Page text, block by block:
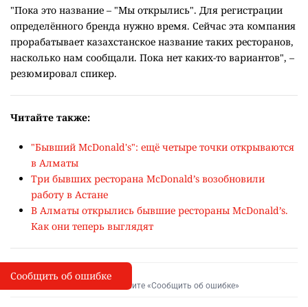
"Пока это название – "Мы открылись". Для регистрации
определённого бренда нужно время. Сейчас эта компания
прорабатывает казахстанское название таких ресторанов,
насколько нам сообщали. Пока нет каких-то вариантов", –
резюмировал спикер.
Читайте также:
"Бывший McDonald's": ещё четыре точки открываются
в Алматы
Три бывших ресторана McDonald’s возобновили
работу в Астане
В Алматы открылись бывшие рестораны McDonald’s.
Как они теперь выглядят
I
Сообщить об опечатке
Выделите фрагмент и нажмите «Сообщить об ошибке»
Сообщить об ошибке